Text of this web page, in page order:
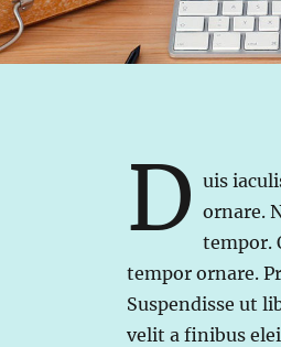
D uis
ornare.
tempor.
tempor ornare.
Suspendisse ut
velit a finibus